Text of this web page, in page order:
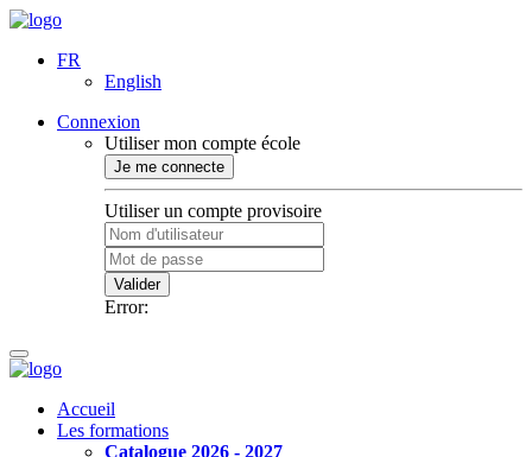
FR
English
Connexion
Utiliser mon compte école
Je me connecte
Utiliser un compte provisoire
Valider
Error:
Accueil
Les formations
Catalogue 2026 - 2027